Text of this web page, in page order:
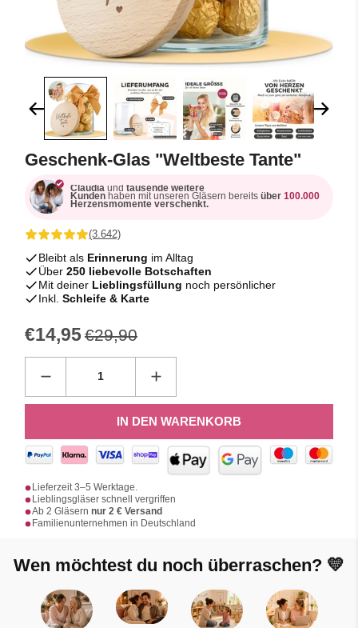
Geschenk-Glas "Weltbeste Tante"
Claudia und tausende weitere
Kunden haben mit unseren Gläsern bereits über 100.000
Herzensmomente verschenkt.
(3.642)
Bleibt als Erinnerung im Alltag
Über 250 liebevolle Botschaften
Mit deiner Lieblingsfüllung noch persönlicher
Inkl. Schleife & Karte
€14,95€29,90
IN DEN WARENKORB
Lieferzeit 3–5 Werktage.
Lieblingsgläser schnell vergriffen
Ab 2 Gläsern nur 2 € Versand
Familienunternehmen in Deutschland
Wen möchtest du noch überraschen? 💛